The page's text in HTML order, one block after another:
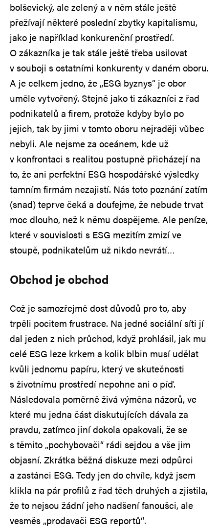
bolševický, ale zelený a v něm stále ještě
přežívají některé poslední zbytky kapitalismu,
jako je například konkurenční prostředí.
O zákazníka je tak stále ještě třeba usilovat
v souboji s ostatními konkurenty v daném oboru.
A je celkem jedno, že „ESG byznys“ je obor
uměle vytvořený. Stejně jako ti zákazníci z řad
podnikatelů a firem, protože kdyby bylo po
jejich, tak by jimi v tomto oboru nejraději vůbec
nebyli. Ale nejsme za oceánem, kde už
v konfrontaci s realitou postupně přicházejí na
to, že ani perfektní ESG hospodářské výsledky
tamním firmám nezajistí. Nás toto poznání zatím
(snad) teprve čeká a doufejme, že nebude trvat
moc dlouho, než k němu dospějeme. Ale peníze,
které v souvislosti s ESG mezitím zmizí ve
stoupě, podnikatelům už nikdo nevrátí…
Obchod je obchod
Což je samozřejmě dost důvodů pro to, aby
trpěli pocitem frustrace. Na jedné sociální síti jí
dal jeden z nich průchod, když prohlásil, jak mu
celé ESG leze krkem a kolik blbin musí udělat
kvůli jednomu papíru, který ve skutečnosti
s životnímu prostředí nepohne ani o píď.
Následovala poměrně živá výměna názorů, ve
které mu jedna část diskutujících dávala za
pravdu, zatímco jiní dokola opakovali, že se
s těmito „pochybovači“ rádi sejdou a vše jim
objasní. Zkrátka běžná diskuze mezi odpůrci
a zastánci ESG. Tedy jen do chvíle, když jsem
klikla na pár profilů z řad těch druhých a zjistila,
že to nejsou žádní jeho nadšení fanoušci, ale
vesměs „prodavači ESG reportů“.